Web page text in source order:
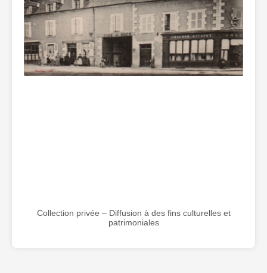
Collection privée – Diffusion à des fins culturelles et
patrimoniales